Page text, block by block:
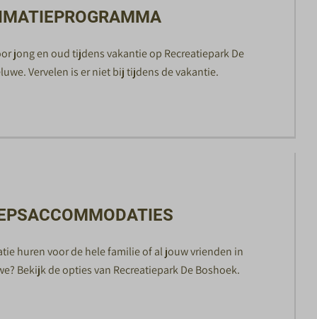
jong en oud tijdens vakantie op Recreatiepark De
Vervelen is er niet bij tijdens de vakantie.
huren voor de hele familie of al jouw vrienden in
Bekijk de opties van Recreatiepark De Boshoek.